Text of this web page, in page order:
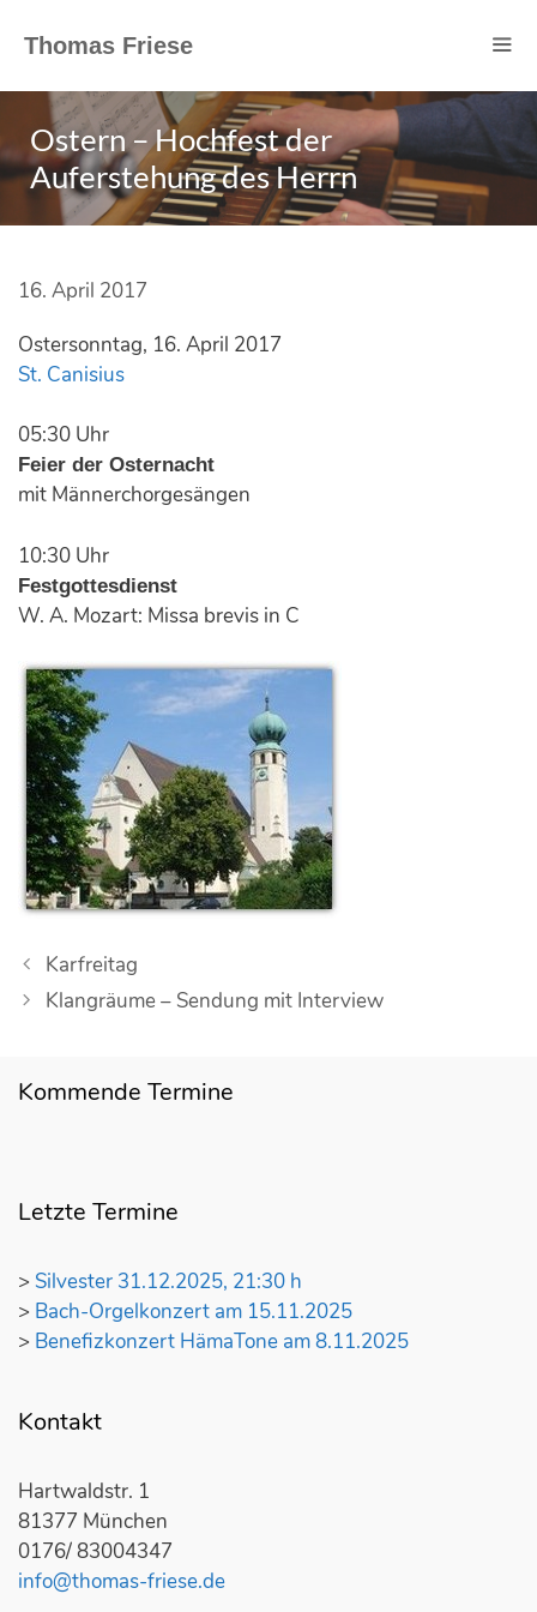
zumThomas Friese
Ostern – Hochfest der
Auferstehung des Herrn
16. April 2017
Ostersonntag, 16. April 2017
St. Canisius
05:30 Uhr
Feier der Osternacht
mit Männerchorgesängen
10:30 Uhr
Festgottesdienst
W. A. Mozart: Missa brevis in C
B
e
r
-
v
i
g
t
n
Karfreitag
Klangräume – Sendung mit Interview
Kommende Termine
Letzte Termine
> Silvester 31.12.2025, 21:30 h
> Bach-Orgelkonzert am 15.11.2025
> Benefizkonzert HämaTone am 8.11.2025
Kontakt
Hartwaldstr. 1
81377 München
0176/ 83004347
info@thomas-friese.de